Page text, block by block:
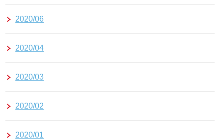
2020/06
2020/04
2020/03
2020/02
2020/01